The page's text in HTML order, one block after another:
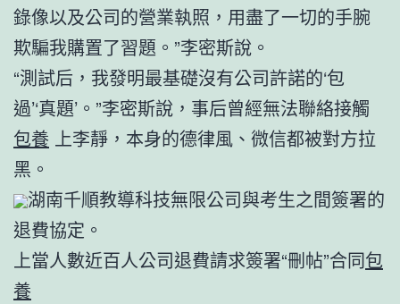
錄像以及公司的營業執照，用盡了一切的手腕
欺騙我購置了習題。”李密斯說。
“測試后，我發明最基礎沒有公司許諾的‘包
過’‘真題’。”李密斯說，事后曾經無法聯絡接觸
包養 上李靜，本身的德律風、微信都被對方拉
黑。
湖南千順教導科技無限公司與考生之間簽署的
退費協定。
上當人數近百人公司退費請求簽署“刪帖”合同包
養